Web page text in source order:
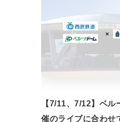
【7/11、7/12】ベル
催のライブに合わせ